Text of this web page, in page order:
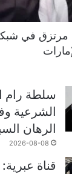
في
سلطة رام
الشرعية
الرهان
2026-08-08
قناة